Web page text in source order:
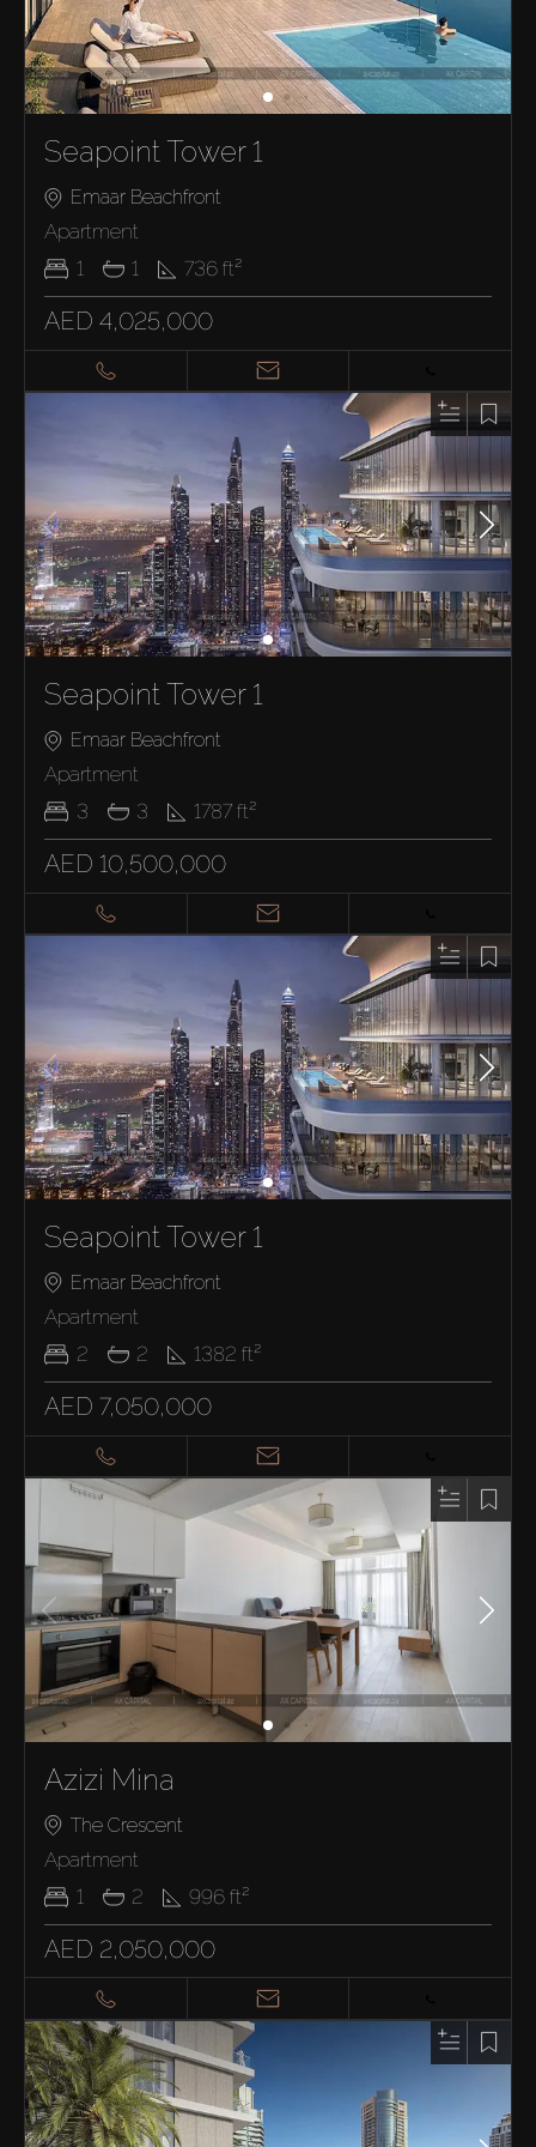
Seapoint Tower 1
Emaar Beachfront
Apartment
1
1 736 ft²
AED 4,025,000
Seapoint Tower 1
Emaar Beachfront
Apartment
3
3 1787 ft²
AED 10,500,000
Seapoint Tower 1
Emaar Beachfront
Apartment
2
2 1382 ft²
AED 7,050,000
Azizi Mina
The Crescent
Apartment
1
2 996 ft²
AED 2,050,000